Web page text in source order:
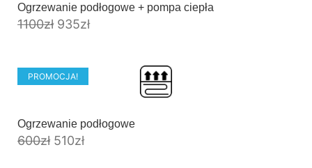
Ogrzewanie podłogowe + pompa ciepła
1100zł 935zł
PROMOCJA!
Ogrzewanie podłogowe
600zł 510zł